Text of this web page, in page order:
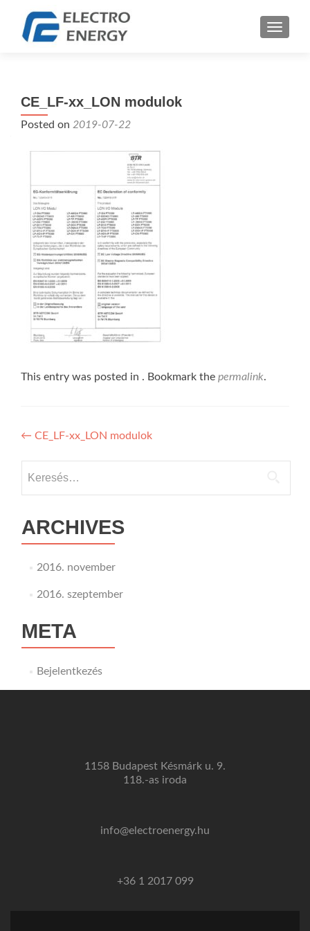
CE_LF-xx_LON modulok
Posted on 2019-07-22
This entry was posted in . Bookmark the permalink.
Bejegyzés
navigáció
← CE_LF-xx_LON modulok
ARCHIVES
2016. november
2016. szeptember
META
Bejelentkezés
1158 Budapest Késmárk u. 9.
118.-as iroda
info@electroenergy.hu
+36 1 2017 099